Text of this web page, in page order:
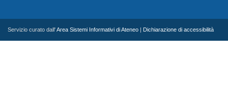
Servizio curato dall'Area Sistemi Informativi di Ateneo Dichiarazione di accessibilità